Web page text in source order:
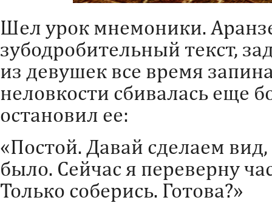
Шел урок мнемоники.
зубодробительный текст,
из девушек все время
неловкости сбивалась еще
остановил ее:
«Постой. Давай сделаем
было. Сейчас я переверну
Только соберись. Готова?»